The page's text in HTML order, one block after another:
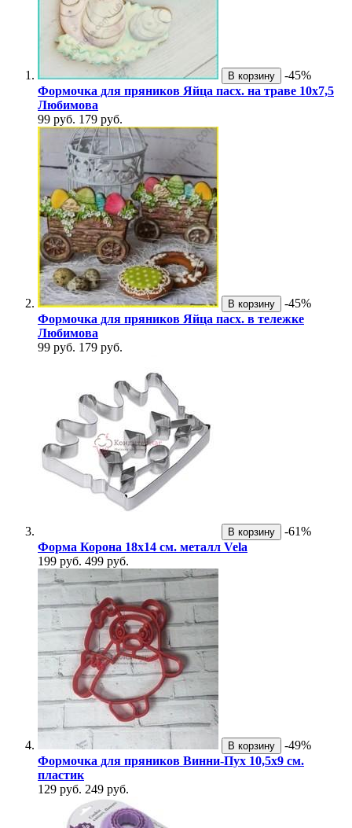
В корзину
-45%
Формочка для пряников Яйца пасх. на траве 10х7,5
Любимова
99 руб. 179 руб.
В корзину
-45%
Формочка для пряников Яйца пасх. в тележке
Любимова
99 руб. 179 руб.
В корзину
-61%
Форма Корона 18х14 см. металл Vela
199 руб. 499 руб.
В корзину
-49%
Формочка для пряников Винни-Пух 10,5х9 см.
пластик
129 руб. 249 руб.